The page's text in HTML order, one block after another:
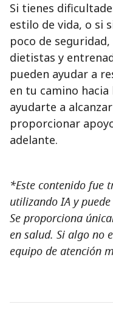
Si tienes
estilo de vida, o si
poco de
dietistas y
pueden ayudar a
en tu camino hacia
ayudarte a
proporcionar
adelante.
*Este contenido fue
utilizando IA y
Se proporciona
en salud. Si algo no
equipo de atención